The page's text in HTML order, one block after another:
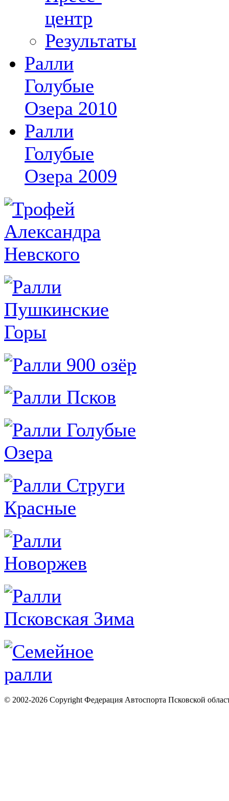
центр
Результаты
Ралли
Голубые
Озера 2010
Ралли
Голубые
Озера 2009
© 2002-2026 Copyright Федерация Автоспорта Псковской